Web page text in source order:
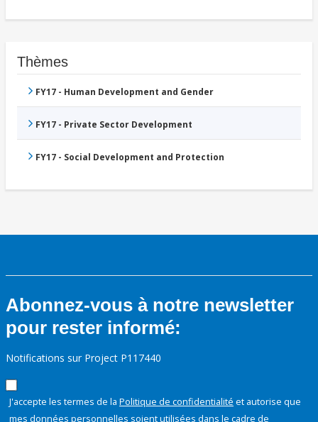
Thèmes
FY17 - Human Development and Gender
FY17 - Private Sector Development
FY17 - Social Development and Protection
Abonnez-vous à notre newsletter
pour rester informé:
Notifications sur Project P117440
J'accepte les termes de la Politique de confidentialité et autorise que
mes données personnelles soient utilisées dans le cadre de